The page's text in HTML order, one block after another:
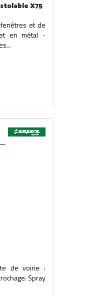
X75
et de
en métal -
de voirie :
Spray